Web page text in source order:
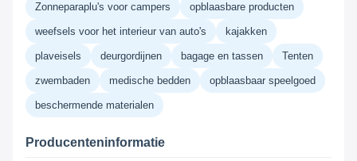
Zonneparaplu's voor campers opblaasbare producten
weefsels voor het interieur van auto's kajakken
plaveisels deurgordijnen bagage en tassen Tenten
zwembaden medische bedden opblaasbaar speelgoed
beschermende materialen
Producenteninformatie